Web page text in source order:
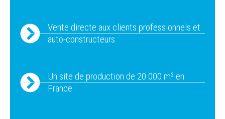
Vente directe aux clients professionnels et
auto-constructeurs
Un site de production de 20.000 m² en
France